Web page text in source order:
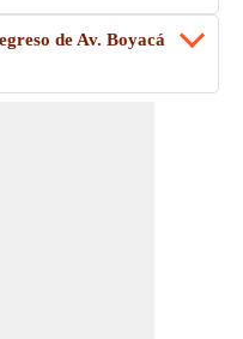
de Av. Boyacá